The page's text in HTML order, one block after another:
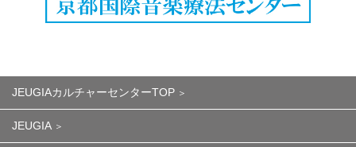
JEUGIAカルチャーセンターTOP
JEUGIA